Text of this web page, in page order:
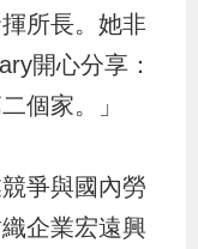
所長。她非
開心分享：
個家。」
爭與國內勞
企業宏遠興